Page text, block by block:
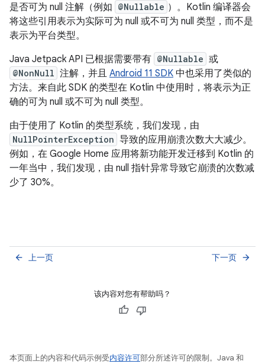
是否可为 null 注解（例如 @Nullable ）。Kotlin 编译器会
将这些引用表示为实际可为 null 或不可为 null 类型，而不是
表示为平台类型。
Java Jetpack API 已根据需要带有 @Nullable 或
@NonNull 注解，并且 Android 11 SDK 中也采用了类似的
方法。来自此 SDK 的类型在 Kotlin 中使用时，将表示为正
确的可为 null 或不可为 null 类型。
由于使用了 Kotlin 的类型系统，我们发现，由
NullPointerException 导致的应用崩溃次数大大减少。
例如，在 Google Home 应用将新功能开发迁移到 Kotlin 的
一年当中，我们发现，由 null 指针异常导致它崩溃的次数减
少了 30%。
上一页
arrow_back 下一页 arrow_forward
该内容对您有帮助吗？
本页面上的内容和代码示例受内容许可部分所述许可的限制。Java 和